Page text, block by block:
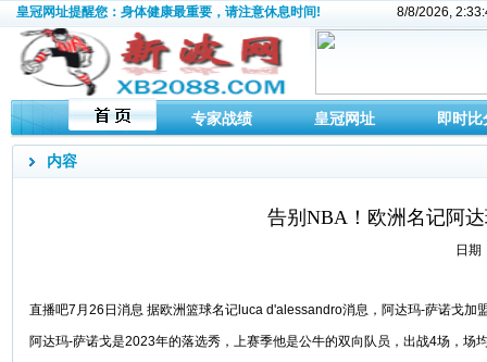
皇冠网址提醒您：身体健康最重要，请注意休息时间! 8/8/2026,
专家战绩 皇冠网址 即时比
内容
告别NBA！欧洲名记阿
日期
直播吧7月26日消息 据欧洲篮球名记luca d'alessandro消息，阿达玛-萨诺戈加
阿达玛-萨诺戈是2023年的落选秀，上赛季他是公牛的双向队员，出战4场，场